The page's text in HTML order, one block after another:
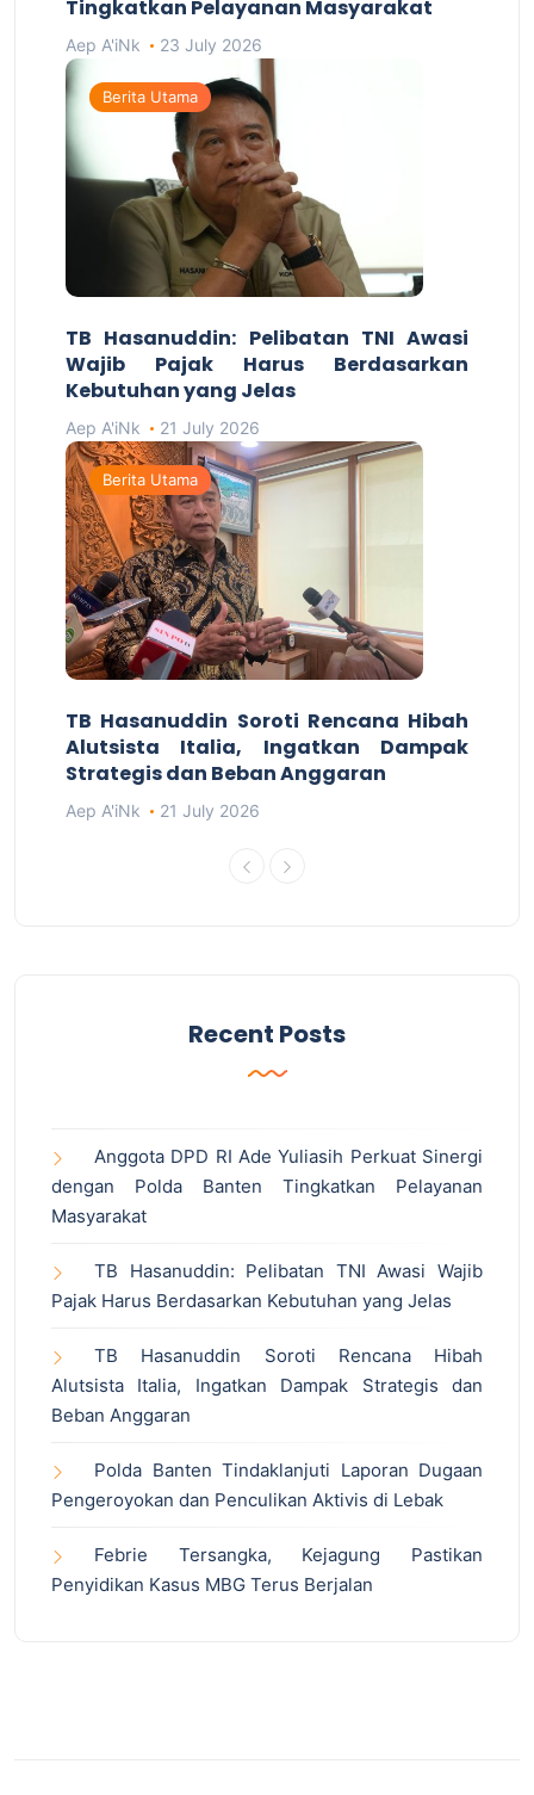
Tingkatkan Pelayanan Masyarakat
Aep A'iNk 23 July 2026
Berita Utama
TB Hasanuddin: Pelibatan TNI Awasi
Wajib Pajak Harus Berdasarkan
Kebutuhan yang Jelas
Aep A'iNk 21 July 2026
Berita Utama
TB Hasanuddin Soroti Rencana Hibah
Alutsista Italia, Ingatkan Dampak
Strategis dan Beban Anggaran
Aep A'iNk 21 July 2026
Recent Posts
Anggota DPD RI Ade Yuliasih Perkuat Sinergi
dengan Polda Banten Tingkatkan Pelayanan
Masyarakat
TB Hasanuddin: Pelibatan TNI Awasi Wajib
Pajak Harus Berdasarkan Kebutuhan yang Jelas
TB Hasanuddin Soroti Rencana Hibah
Alutsista Italia, Ingatkan Dampak Strategis dan
Beban Anggaran
Polda Banten Tindaklanjuti Laporan Dugaan
Pengeroyokan dan Penculikan Aktivis di Lebak
Febrie Tersangka, Kejagung Pastikan
Penyidikan Kasus MBG Terus Berjalan